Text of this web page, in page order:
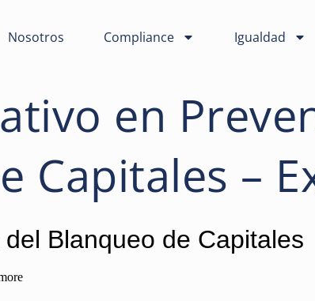
Nosotros Compliance Igualdad
en
Capitales –